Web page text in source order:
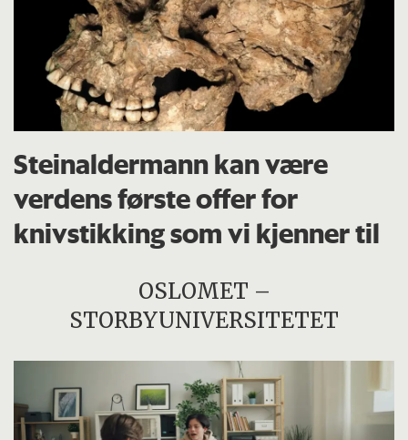
Steinaldermann kan være
verdens første offer for
knivstikking som vi kjenner til
OSLOMET –
STORBYUNIVERSITETET